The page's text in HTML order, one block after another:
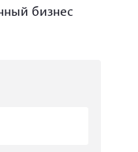
бизнес